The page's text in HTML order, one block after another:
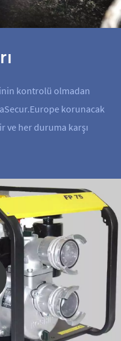
kontrolü olmadan
korunacak
ve her duruma karşı